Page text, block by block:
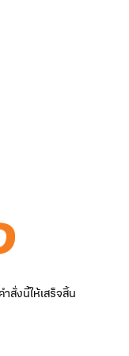
สั่งนี้ให้เสร็จสิ้น